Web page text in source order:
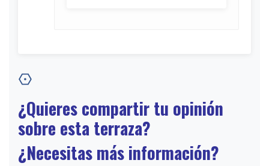
¿Quieres compartir tu opinión
sobre esta terraza?
¿Necesitas más información?